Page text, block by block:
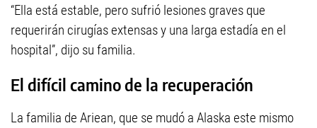
“Ella está estable, pero sufrió lesiones graves que
requerirán cirugías extensas y una larga estadía en el
hospital”, dijo su familia.
El difícil camino de la recuperación
La familia de Ariean, que se mudó a Alaska este mismo